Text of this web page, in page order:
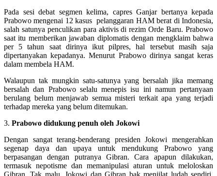
Pada sesi debat segmen kelima, capres Ganjar bertanya kepada
Prabowo mengenai 12 kasus pelanggaran HAM berat di Indonesia,
salah satunya penculikan para aktivis di rezim Orde Baru. Prabowo
saat itu memberikan jawaban diplomatis dengan mengklaim bahwa
per 5 tahun saat dirinya ikut pilpres, hal tersebut masih saja
dipertanyakan kepadanya. Menurut Prabowo dirinya sangat keras
dalam membela HAM.
Walaupun tak mungkin satu-satunya yang bersalah jika memang
bersalah dan Prabowo selalu menepis isu ini namun pertanyaan
berulang belum menjawab semua misteri terkait apa yang terjadi
terhadap mereka yang belum ditemukan.
3. Prabowo didukung penuh oleh Jokowi
Dengan sangat terang-benderang presiden Jokowi mengerahkan
segenap daya dan upaya untuk mendukung Prabowo yang
berpasangan dengan putranya Gibran. Cara apapun dilakukan,
termasuk nepotisme dan memanipulasi aturan untuk meloloskan
Gibran. Tak malu, Jokowi dan Gibran bak menjilat ludah sendiri.